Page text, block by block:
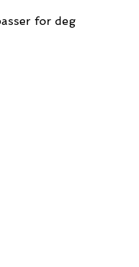
for deg